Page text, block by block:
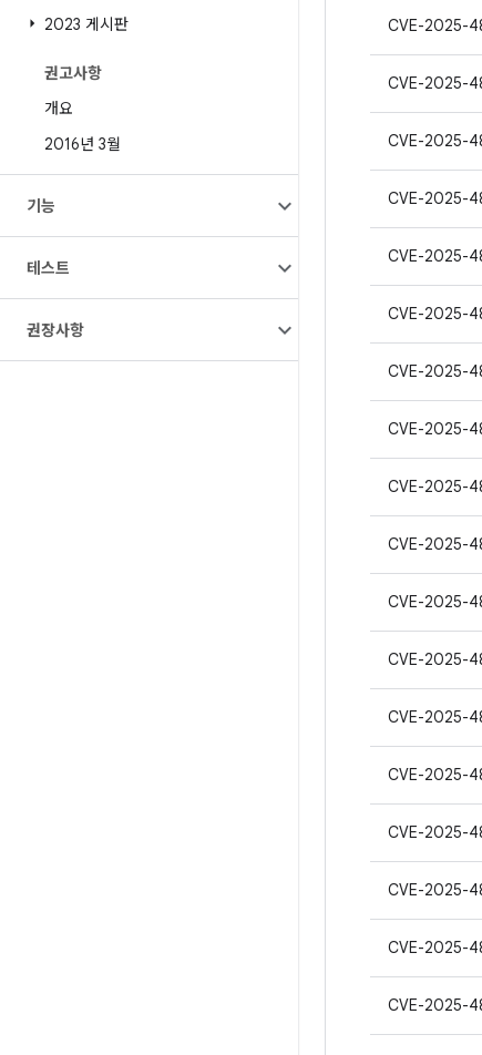
2023 게시판
권고사항
개요
2016년 3월
기능
테스트
권장사항
CVE-2025-
CVE-2025-
CVE-2025-
CVE-2025-
CVE-2025-
CVE-2025-
CVE-2025-
CVE-2025-
CVE-2025-
CVE-2025-
CVE-2025-
CVE-2025-
CVE-2025-
CVE-2025-
CVE-2025-
CVE-2025-
CVE-2025-
CVE-2025-